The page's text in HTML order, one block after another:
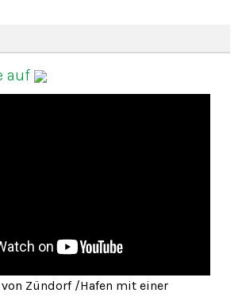
auf
Zündorf /Hafen mit einer